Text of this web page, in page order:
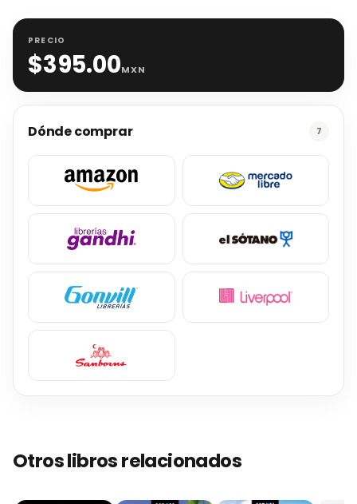
PRECIO
$395.00MXN
Dónde comprar 7
Otros libros relacionados